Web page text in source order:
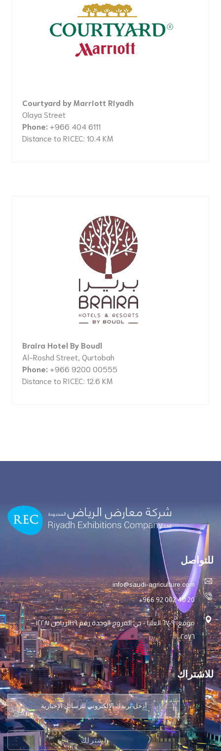
Courtyard by Marriott Riyadh
Olaya Street
Phone: +966 404 6111
Distance to RICEC: 10.4 KM
Braira Hotel By Boudl
Al-Roshd Street, Qurtobah
Phone: +966 9200 00555
Distance to RICEC: 12.6 KM
للتواصل
info@saudi-agriculture.com
+966 92 002 40 20
موقع: ٦۷۰۹ العليا - حي المروج الوحدة رقم ۱۹ الرياض ۱۲۲۸۱ –
۲٥۷٦
للاشتراك